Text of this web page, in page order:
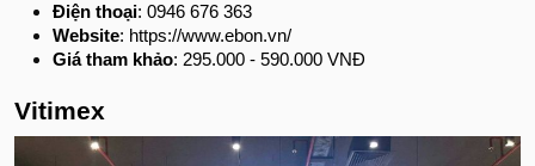
Điện thoại: 0946 676 363
Website: https://www.ebon.vn/
Giá tham khảo: 295.000 - 590.000 VNĐ
Vitimex